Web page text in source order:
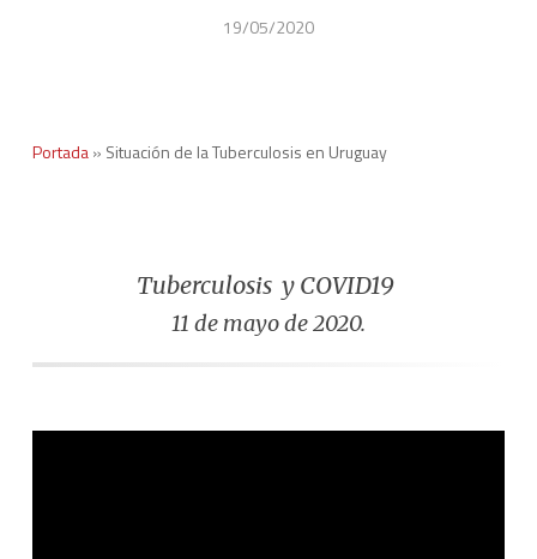
19/05/2020
Portada» Situación de la Tuberculosis en Uruguay
Tuberculosis y COVID19
11 de mayo de 2020.